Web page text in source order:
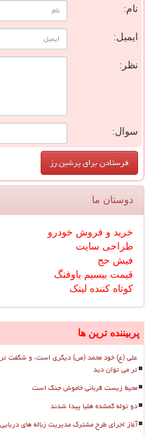
نام:
ایمیل:
نظر:
سوال:
دوستان ما
خرید و فروش خودرو
طراحی سایت
فیش حج
قیمت بیسیم باوفنگ
کوتاه کننده لینک
پربیننده ترین ها
علی (ع) خود محمد (ص) دیگری است، و شگفت تر
تر می توان دید
محیط زیست قربانی خاموش جنگ است
دو توله گمشده هلیا پیدا شدند
آغاز اجرای طرح مشترک مدیریت زباله های